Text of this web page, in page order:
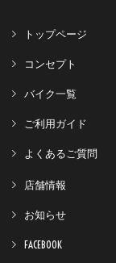
トップページ
コンセプト
バイク一覧
ご利用ガイド
よくあるご質問
店舗情報
お知らせ
FACEBOOK